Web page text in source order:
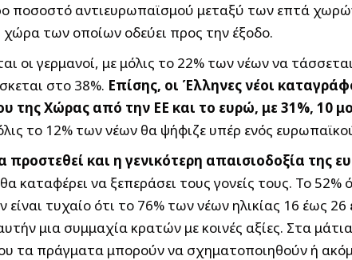
ποσοστό αντιευρωπαϊσμού μεταξύ των επτά
των οποίων οδεύει προς την έξοδο.
οι γερμανοί, με μόλις το 22% των νέων να
στο 38%. Επίσης, οι Έλληνες νέοι
της Χώρας από την ΕΕ και το ευρώ, με 31%, 10
το 12% των νέων θα ψήφιζε υπέρ ενός
προστεθεί και η γενικότερη απαισιοδοξία της
καταφέρει να ξεπεράσει τους γονείς τους. Το
είναι τυχαίο ότι το 76% των νέων ηλικίας 16 έως
μια συμμαχία κρατών με κοινές αξίες. Στα
τα πράγματα μπορούν να σχηματοποιηθούν ή